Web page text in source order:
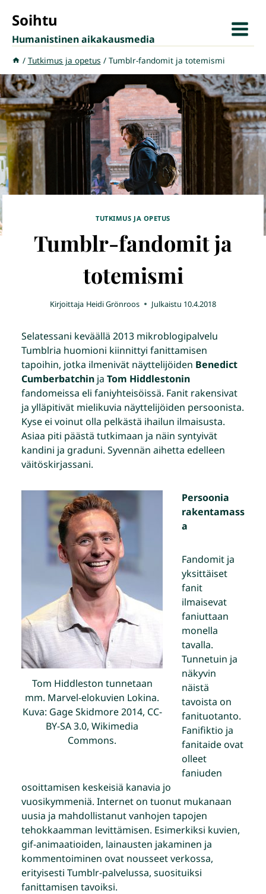
sisältöön
Soihtu
Humanistinen aikakausmedia
/ Tutkimus ja opetus / Tumblr-fandomit ja totemismi
TUTKIMUS JA OPETUS
Tumblr-fandomit ja
totemismi
Kirjoittaja Heidi Grönroos Julkaistu 10.4.2018
Selatessani keväällä 2013 mikroblogipalvelu
Tumblria huomioni kiinnittyi fanittamisen
tapoihin, jotka ilmenivät näyttelijöiden Benedict
Cumberbatchin ja Tom Hiddlestonin
fandomeissa eli faniyhteisöissä. Fanit rakensivat
ja ylläpitivät mielikuvia näyttelijöiden persoonista.
Kyse ei voinut olla pelkästä ihailun ilmaisusta.
Asiaa piti päästä tutkimaan ja näin syntyivät
kandini ja graduni. Syvennän aihetta edelleen
väitöskirjassani.
Tom Hiddleston tunnetaan
mm. Marvel-elokuvien Lokina.
Kuva: Gage Skidmore 2014, CC-
BY-SA 3.0, Wikimedia
Commons.
Persoonia
rakentamass
a
Fandomit ja
yksittäiset
fanit
ilmaisevat
faniuttaan
monella
tavalla.
Tunnetuin ja
näkyvin
näistä
tavoista on
fanituotanto.
Fanifiktio ja
fanitaide ovat
olleet
faniuden
osoittamisen keskeisiä kanavia jo
vuosikymmeniä. Internet on tuonut mukanaan
uusia ja mahdollistanut vanhojen tapojen
tehokkaamman levittämisen. Esimerkiksi kuvien,
gif-animaatioiden, lainausten jakaminen ja
kommentoiminen ovat nousseet verkossa,
erityisesti Tumblr-palvelussa, suosituiksi
fanittamisen tavoiksi.